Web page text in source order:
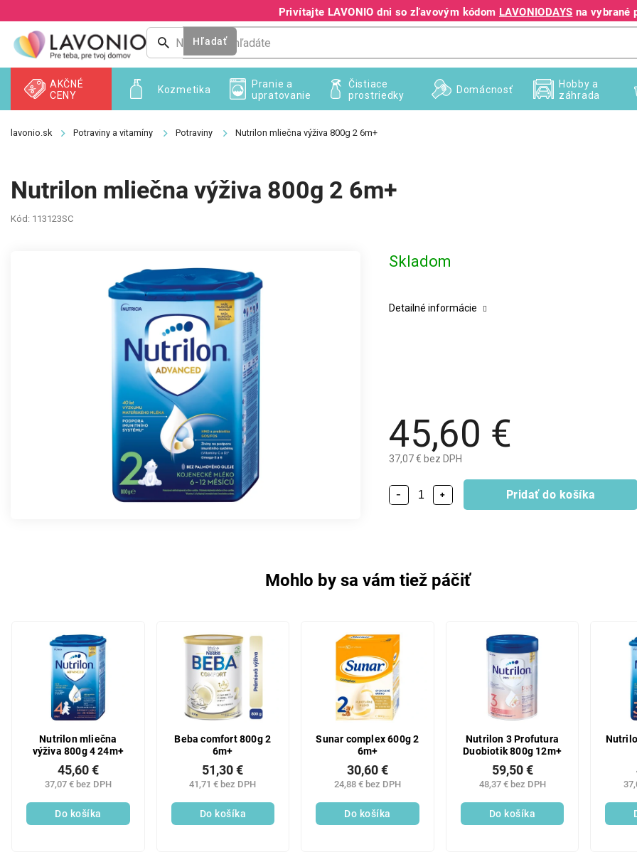
na
obsah
Privítajte LAVONIO dni so zľavovým kódom LAVONIODAYS na vybrané
+421 940 995 209
Hľadať
Kozmetika
AKČNÉ
CENY
Pranie a
upratovanie
Čistiace
prostriedky
Domácnosť
Hobby a
záhrada
Potraviny a vitamíny Potraviny Nutrilon mliečna výživa 800g 2 6m+
Nutrilon mliečna výživa 800g 2 6m+
Kód: 113123SC
45,60 €
37,07 € bez DPH
Skladom
+
− Pridať do košíka
Detailné informácie
Mohlo by sa vám tiež páčiť
Nutrilon mliečna
výživa 800g 4 24m+
37,07 € bez DPH
45,60 €
Do košíka
Beba comfort 800g 2
6m+
41,71 € bez DPH
51,30 €
Do košíka
Sunar complex 600g 2
6m+
24,88 € bez DPH
30,60 €
Do košíka
Nutrilon 3 Profutura
Duobiotik 800g 12m+
48,37 € bez DPH
59,50 €
Do košíka